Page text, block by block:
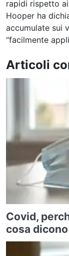
rapidi rispetto
Hooper ha
accumulate sui
“facilmente
Articoli
Covid,
cosa